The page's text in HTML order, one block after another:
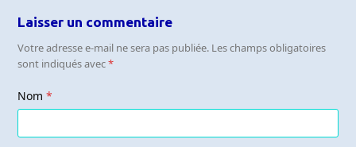
Laisser un commentaire
Votre adresse e-mail ne sera pas publiée. Les champs obligatoires
sont indiqués avec*
Nom*